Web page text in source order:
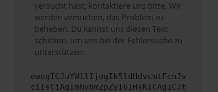
versucht hast, kontaktiere uns bitte. Wir
werden versuchen, das Problem zu
beheben. Du kannst uns diesen Text
schicken, um uns bei der Fehlersuche zu
unterstützen:
ewogICJuYW1lIjogIk5ldHdvcmtFcnJv
ciIsCiAgImNvbmZpZyI6IHsKICAgICJt